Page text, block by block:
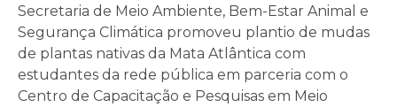
Secretaria de Meio Ambiente, Bem-Estar Animal e
Segurança Climática promoveu plantio de mudas
de plantas nativas da Mata Atlântica com
estudantes da rede pública em parceria com o
Centro de Capacitação e Pesquisas em Meio